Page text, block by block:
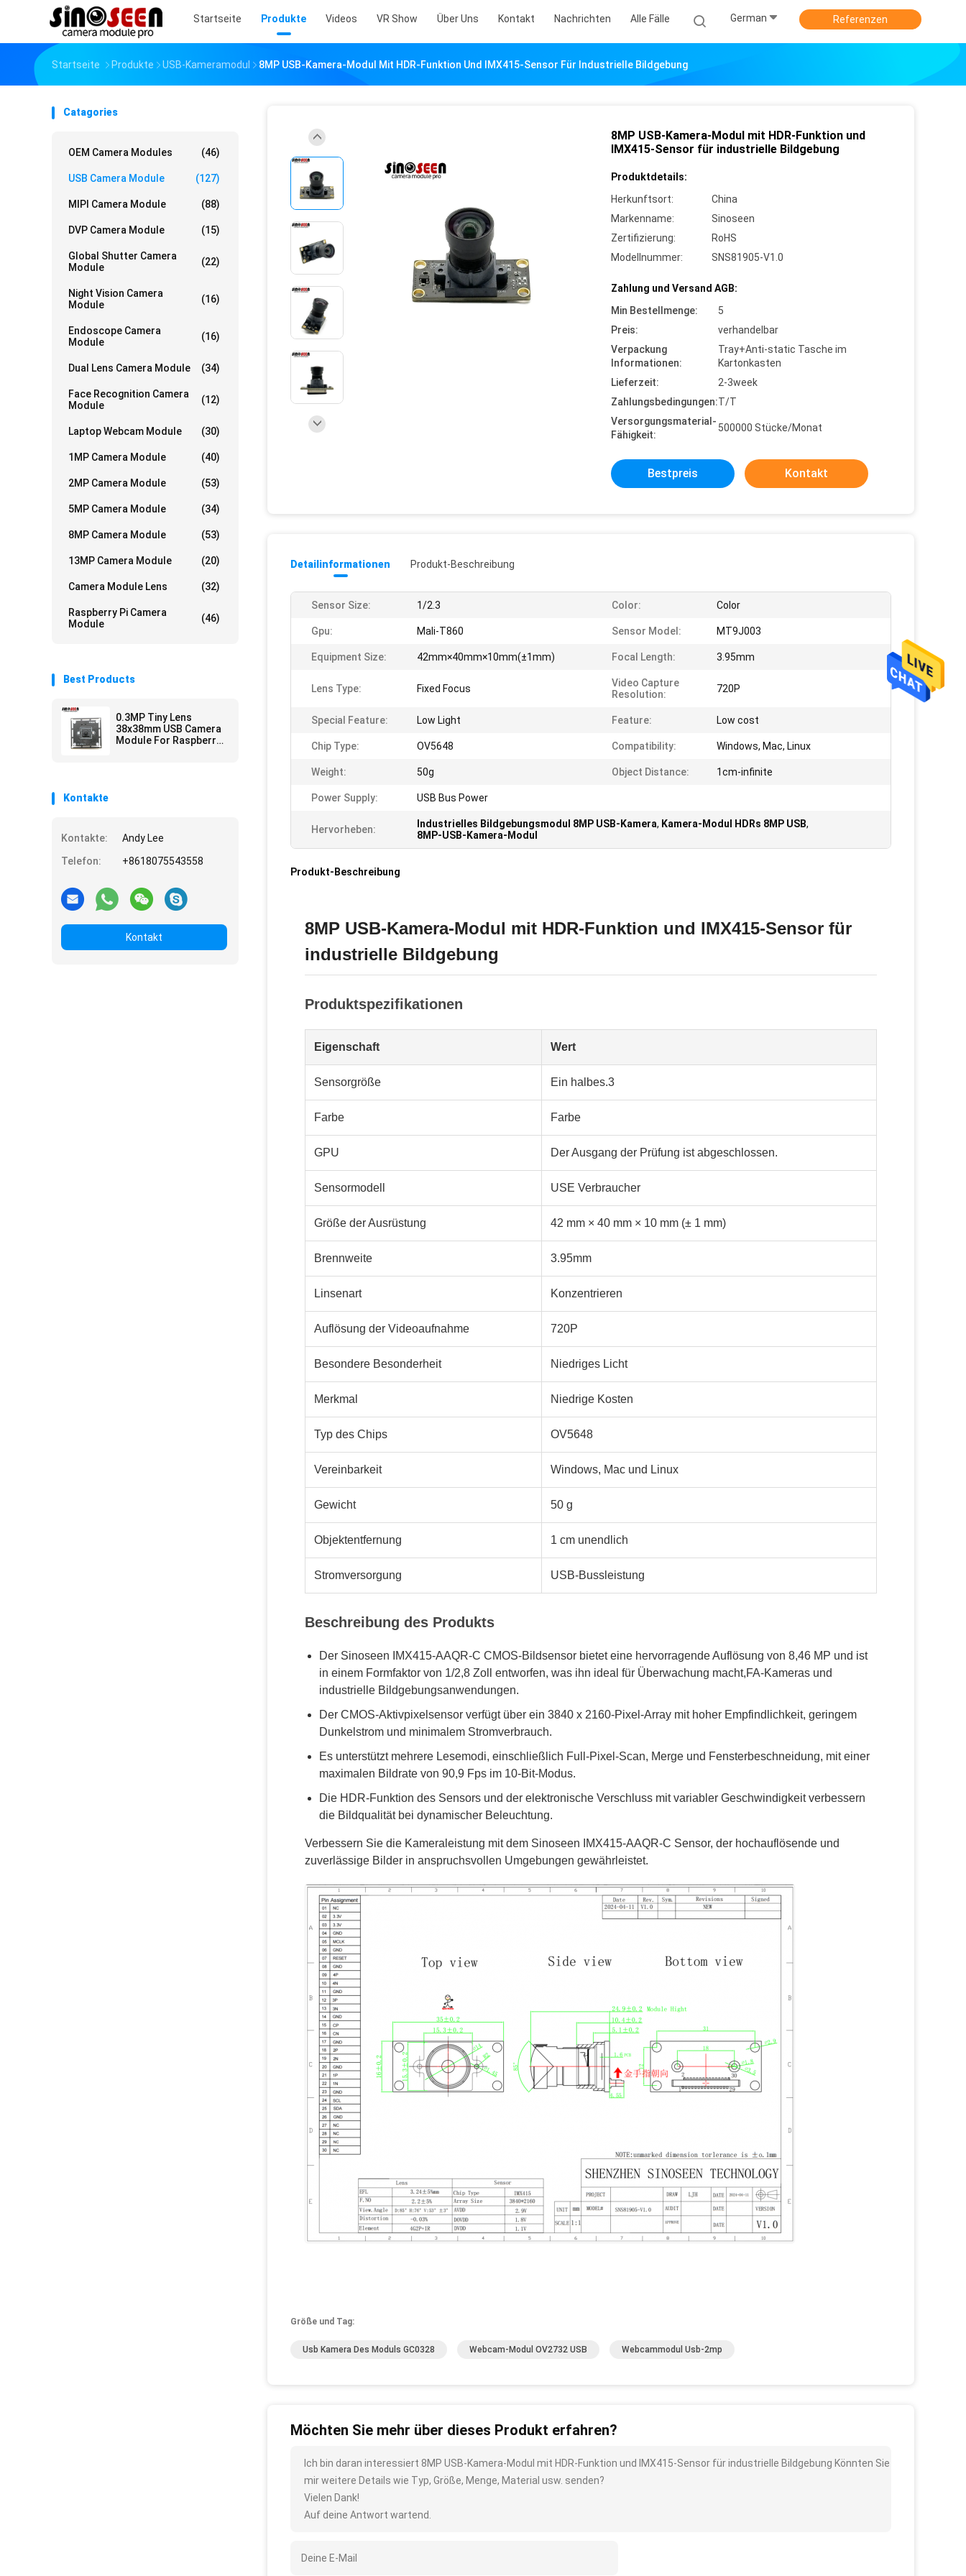
Startseite Produkte Videos VR Show Über Uns Kontakt Nachrichten Alle Fälle German Referenzen
Startseite Produkte USB-Kameramodul 8MP USB-Kamera-Modul Mit HDR-Funktion Und IMX415-Sensor Für Industrielle Bildgebung
Catagories
OEM Camera Modules (46)
USB Camera Module (127)
MIPI Camera Module (88)
DVP Camera Module (15)
Global Shutter Camera
Module
(22)
Night Vision Camera
Module
(16)
Endoscope Camera
Module
(16)
Dual Lens Camera Module (34)
Face Recognition Camera
Module
(12)
Laptop Webcam Module (30)
1MP Camera Module (40)
2MP Camera Module (53)
5MP Camera Module (34)
8MP Camera Module (53)
13MP Camera Module (20)
Camera Module Lens (32)
Raspberry Pi Camera
Module
(46)
Best Products
0.3MP Tiny Lens
38x38mm USB Camera
Module For Raspberry
Kontakte
Kontakte:
Andy Lee
Telefon:
+8618075543558
Kontakt
8MP USB-Kamera-Modul mit HDR-Funktion und
IMX415-Sensor für industrielle Bildgebung
Produktdetails:
Herkunftsort:
China
Markenname:
Sinoseen
Zertifizierung:
RoHS
Modellnummer:
SNS81905-V1.0
Zahlung und Versand AGB:
Min Bestellmenge:
5
Preis:
verhandelbar
Verpackung
Informationen:
Tray+Anti-static Tasche im
Kartonkasten
Lieferzeit:
2-3week
Zahlungsbedingungen:T/T
Versorgungsmaterial-
Fähigkeit:
500000 Stücke/Monat
Bestpreis Kontakt
Detailinformationen Produkt-Beschreibung
Sensor Size: 1/2.3 Color: Color
Gpu: Mali-T860 Sensor Model: MT9J003
Equipment Size: 42mm×40mm×10mm(±1mm) Focal Length: 3.95mm
Lens Type: Fixed Focus
Video Capture
Resolution:
720P
Special Feature: Low Light Feature: Low cost
Chip Type: OV5648 Compatibility: Windows, Mac, Linux
Weight: 50g Object Distance: 1cm-infinite
Power Supply: USB Bus Power
Hervorheben: Industrielles Bildgebungsmodul 8MP USB-Kamera, Kamera-Modul HDRs 8MP USB,
8MP-USB-Kamera-Modul
Produkt-Beschreibung
8MP USB-Kamera-Modul mit HDR-Funktion und IMX415-Sensor für
industrielle Bildgebung
Produktspezifikationen
Eigenschaft Wert
Sensorgröße Ein halbes.3
Farbe Farbe
GPU Der Ausgang der Prüfung ist abgeschlossen.
Sensormodell USE Verbraucher
Größe der Ausrüstung 42 mm × 40 mm × 10 mm (± 1 mm)
Brennweite 3.95mm
Linsenart Konzentrieren
Auflösung der Videoaufnahme 720P
Besondere Besonderheit Niedriges Licht
Merkmal Niedrige Kosten
Typ des Chips OV5648
Vereinbarkeit Windows, Mac und Linux
Gewicht 50 g
Objektentfernung 1 cm unendlich
Stromversorgung USB-Bussleistung
Beschreibung des Produkts
Der Sinoseen IMX415-AAQR-C CMOS-Bildsensor bietet eine hervorragende Auflösung von 8,46 MP und ist
in einem Formfaktor von 1/2,8 Zoll entworfen, was ihn ideal für Überwachung macht,FA-Kameras und
industrielle Bildgebungsanwendungen.
Der CMOS-Aktivpixelsensor verfügt über ein 3840 x 2160-Pixel-Array mit hoher Empfindlichkeit, geringem
Dunkelstrom und minimalem Stromverbrauch.
Es unterstützt mehrere Lesemodi, einschließlich Full-Pixel-Scan, Merge und Fensterbeschneidung, mit einer
maximalen Bildrate von 90,9 Fps im 10-Bit-Modus.
Die HDR-Funktion des Sensors und der elektronische Verschluss mit variabler Geschwindigkeit verbessern
die Bildqualität bei dynamischer Beleuchtung.
Verbessern Sie die Kameraleistung mit dem Sinoseen IMX415-AAQR-C Sensor, der hochauflösende und
zuverlässige Bilder in anspruchsvollen Umgebungen gewährleistet.
Größe und Tag:
Usb Kamera Des Moduls GC0328 Webcam-Modul OV2732 USB Webcammodul Usb-2mp
Möchten Sie mehr über dieses Produkt erfahren?
Ich bin daran interessiert 8MP USB-Kamera-Modul mit HDR-Funktion und IMX415-Sensor für industrielle Bildgebung Könnten Sie
mir weitere Details wie Typ, Größe, Menge, Material usw. senden?
Vielen Dank!
Auf deine Antwort wartend.